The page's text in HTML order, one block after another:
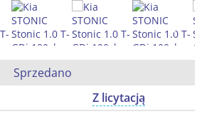
Sprzedano
Z licytacją